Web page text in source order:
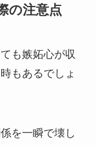
の注意点
も嫉妬心が収
もあるでしょ
を一瞬で壊し